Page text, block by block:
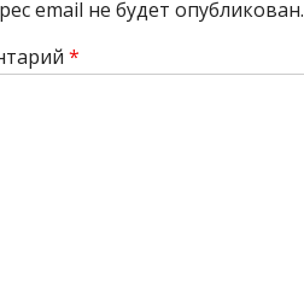
email не будет опубликован.
*